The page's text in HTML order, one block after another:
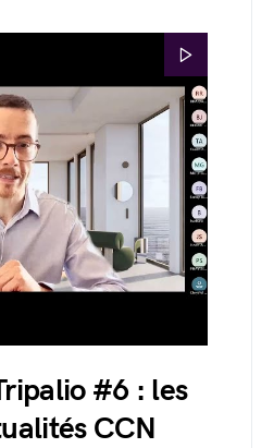
#6 : les
CCN